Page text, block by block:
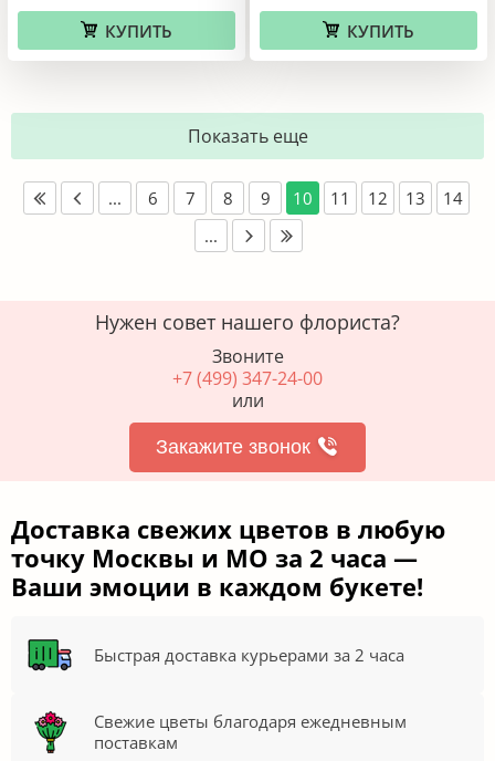
КУПИТЬ КУПИТЬ
Показать еще
... 6 7 8 9 10 11 12 13
14
...
Нужен совет нашего флориста?
Звоните
+7 (499) 347-24-00
или
Закажите звонок
Доставка свежих цветов в любую
точку Москвы и МО за 2 часа —
Ваши эмоции в каждом букете!
Быстрая доставка курьерами за 2 часа
Свежие цветы благодаря ежедневным
поставкам